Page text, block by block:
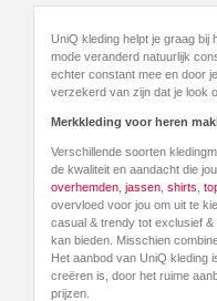
UniQ kleding helpt je graag
mode veranderd natuurlijk
echter constant mee en door
verzekerd van zijn dat je look
Merkkleding voor heren
Verschillende soorten
de kwaliteit en aandacht die
overhemden jassen shirts
overvloed voor jou om uit te
casual & trendy tot exclusief
kan bieden. Misschien
Het aanbod van UniQ kleding
creëren is, door het ruime
prijzen.